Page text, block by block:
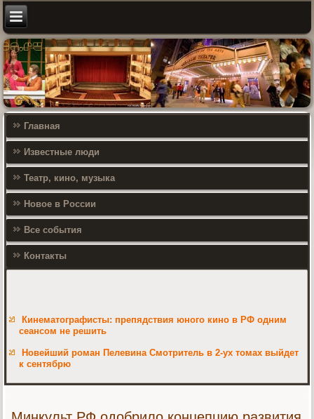
Главная
Известные люди
Театр, кино, музыка
Новое в России
Все события
Контакты
Кинематографисты: препядствия юного кино в РФ одним
сеансом не решить
Новейший роман Пелевина Смотритель в 2-ух томах выйдет
к сентябрю